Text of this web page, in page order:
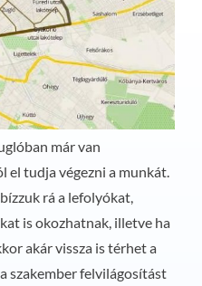
már van
el tudja végezni a munkát.
rá a lefolyókat,
is okozhatnak, illetve ha
akár vissza is térhet a
szakember felvilágosítást